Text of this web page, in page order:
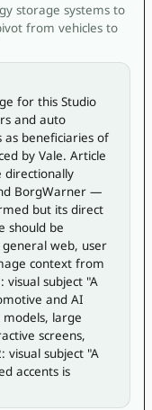
storage systems to
from vehicles to
for this Studio
and auto
beneficiaries of
by Vale. Article
directionally
BorgWarner —
but its direct
should be
web, user
context from
visual subject "A
and AI
large
screens,
visual subject "A
accents is